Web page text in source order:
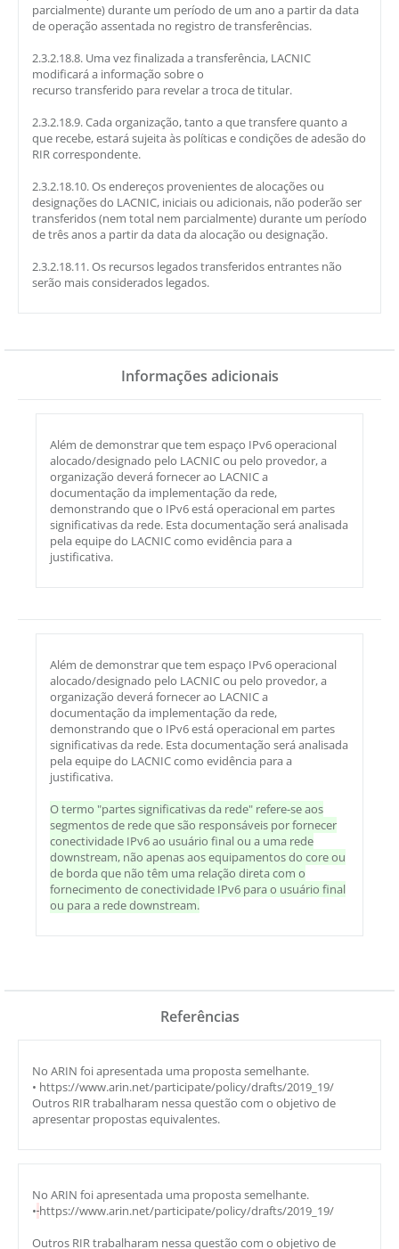
parcialmente) durante um período de um ano a partir da data
de operação assentada no registro de transferências.
2.3.2.18.8. Uma vez finalizada a transferência, LACNIC
modificará a informação sobre o
recurso transferido para revelar a troca de titular.
2.3.2.18.9. Cada organização, tanto a que transfere quanto a
que recebe, estará sujeita às políticas e condições de adesão do
RIR correspondente.
2.3.2.18.10. Os endereços provenientes de alocações ou
designações do LACNIC, iniciais ou adicionais, não poderão ser
transferidos (nem total nem parcialmente) durante um período
de três anos a partir da data da alocação ou designação.
2.3.2.18.11. Os recursos legados transferidos entrantes não
serão mais considerados legados.
Informações adicionais
Além de demonstrar que tem espaço IPv6 operacional
alocado/designado pelo LACNIC ou pelo provedor, a
organização deverá fornecer ao LACNIC a
documentação da implementação da rede,
demonstrando que o IPv6 está operacional em partes
significativas da rede. Esta documentação será analisada
pela equipe do LACNIC como evidência para a
justificativa.
Além de demonstrar que tem espaço IPv6 operacional
alocado/designado pelo LACNIC ou pelo provedor, a
organização deverá fornecer ao LACNIC a
documentação da implementação da rede,
demonstrando que o IPv6 está operacional em partes
significativas da rede. Esta documentação será analisada
pela equipe do LACNIC como evidência para a
justificativa.
O termo "partes significativas da rede" refere-se aos
segmentos de rede que são responsáveis por fornecer
conectividade IPv6 ao usuário final ou a uma rede
downstream, não apenas aos equipamentos do core ou
de borda que não têm uma relação direta com o
fornecimento de conectividade IPv6 para o usuário final
ou para a rede downstream.
Referências
No ARIN foi apresentada uma proposta semelhante.
• https://www.arin.net/participate/policy/drafts/2019_19/
Outros RIR trabalharam nessa questão com o objetivo de
apresentar propostas equivalentes.
No ARIN foi apresentada uma proposta semelhante.
• https://www.arin.net/participate/policy/drafts/2019_19/
Outros RIR trabalharam nessa questão com o objetivo de